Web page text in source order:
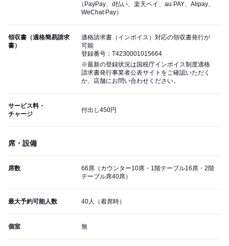
（PayPay、d払い、楽天ペイ、au PAY、Alipay、
WeChat Pay）
領収書（適格簡易請求
書）
適格請求書（インボイス）対応の領収書発行が
可能
登録番号：T4230001015664
※最新の登録状況は国税庁インボイス制度適格
請求書発行事業者公表サイトをご確認いただく
か、店舗にお問い合わせください。
サービス料・
チャージ
付出し450円
席・設備
席数
66席（カウンター10席・1階テーブル16席・2階
テーブル席40席）
最大予約可能人数 40人（着席時）
個室 無